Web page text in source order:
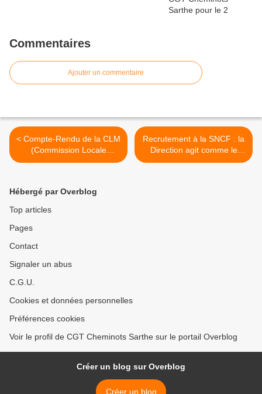
Commentaires
Ajouter un commentaire
< Compte-Rendu de la CLM
(Commission Locale
Multifonctionnelle) du 12
Recrutement à la SNCF : la
Direction agit comme le
MEDEF ! >
Hébergé par Overblog
Top articles
Pages
Contact
Signaler un abus
C.G.U.
Cookies et données personnelles
Préférences cookies
Voir le profil de CGT Cheminots Sarthe sur le portail Overblog
Créer un blog sur Overblog
Créer un blog